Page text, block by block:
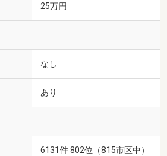
25万円
なし
あり
6131件 802位（815市区中）